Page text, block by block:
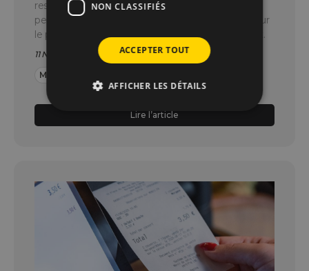
restaurateurs. Les fraudes, erreurs de caisse et
pertes de données peuvent coûter cher, autant sur
le plan financier que sur celui de la confiance client.
11 Novembre 2025
3 min
Monétique
Lire l’article
NON CLASSIFIÉS
ACCEPTER TOUT
AFFICHER LES DÉTAILS